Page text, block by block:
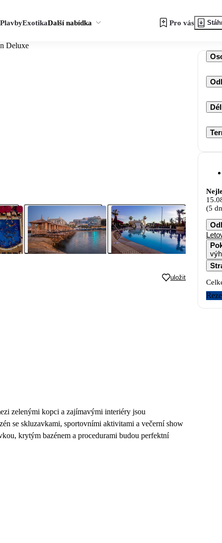
PlavbyExotikaDalší nabídka Pro vás
Deluxe
uložit
zelenými kopci a zajímavými interiéry jsou
se skluzavkami, sportovními aktivitami a večerní show
krytým bazénem a procedurami budou perfektní
(5